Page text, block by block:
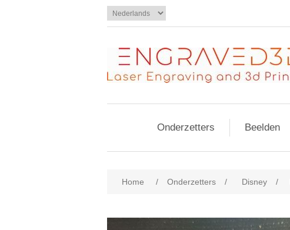
Onderzetters Beelden
Home / Onderzetters / Disney /